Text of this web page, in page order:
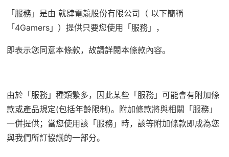
「服務」是由 就肆電競股份有限公司（ 以下簡稱
「4Gamers」）提供只要您使用「服務」，
即表示您同意本條款，故請詳閱本條款內容。
由於「服務」種類繁多，因此某些「服務」可能會有附加條
款或產品規定(包括年齡限制)。附加條款將與相關「服務」
一併提供；當您使用該「服務」時，該等附加條款即成為您
與我們所訂協議的一部分。